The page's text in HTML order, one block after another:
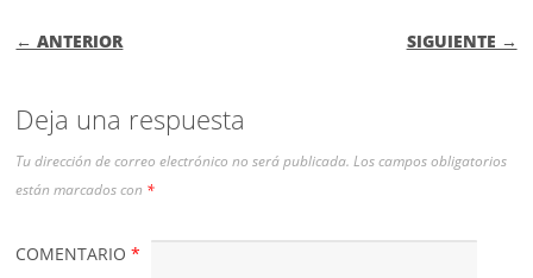
NAVEGACIÓN DE ENTRADAS
← ANTERIOR SIGUIENTE →
Deja una respuesta
Tu dirección de correo electrónico no será publicada. Los campos obligatorios
están marcados con *
COMENTARIO*